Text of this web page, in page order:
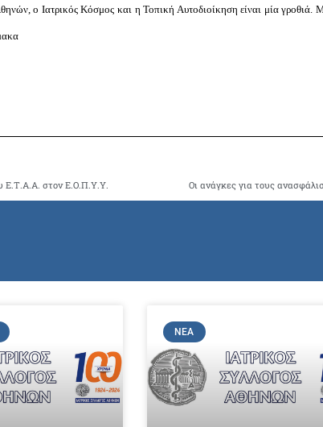
ο Ιατρικός Κόσμος και η Τοπική Αυτοδιοίκηση είναι μία
Ε.Τ.Α.Α. στον Ε.Ο.Π.Υ.Υ.
ΝΈΑ